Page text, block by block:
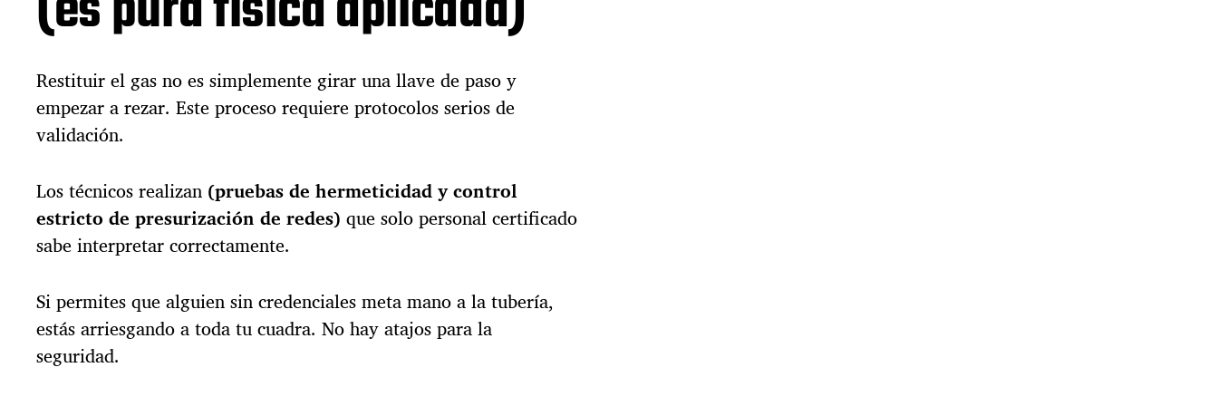
a
a
p
a
e
l
r
g
o
Restituir el gas no es simplemente girar una llave de paso y
empezar a rezar. Este proceso requiere protocolos serios de
validación.
Los técnicos realizan (pruebas de hermeticidad y control
estricto de presurización de redes) que solo personal certificado
sabe interpretar correctamente.
Si permites que alguien sin credenciales meta mano a la tubería,
estás arriesgando a toda tu cuadra. No hay atajos para la
seguridad.